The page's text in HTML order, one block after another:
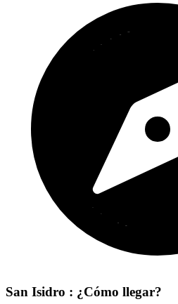
San Isidro : ¿Cómo llegar?